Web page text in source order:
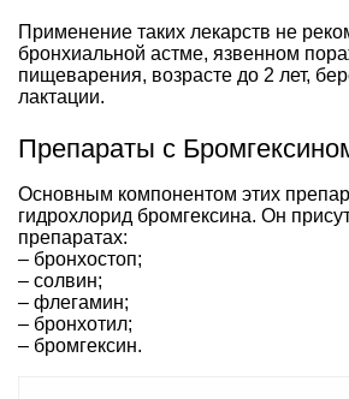
Применение таких лекарств не
бронхиальной астме, язвенном
пищеварения, возрасте до 2 лет,
лактации.
Препараты с
Основным компонентом этих
гидрохлорид бромгексина. Он
препаратах:
– бронхостоп;
– солвин;
– флегамин;
– бронхотил;
– бромгексин.